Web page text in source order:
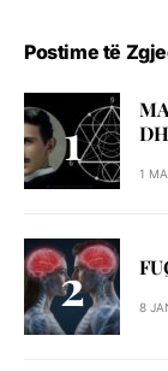
Postime të
1
8